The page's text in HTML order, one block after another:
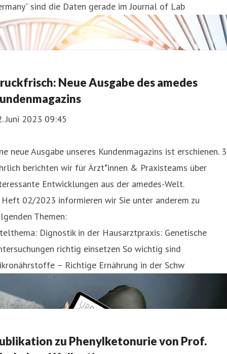
sind die Daten gerade im Journal of Lab
Neue Ausgabe des amedes
Juni 2023 09:45
neue Ausgabe unseres Kundenmagazins ist erschienen.
berichten wir für Ärzt*innen & Praxisteams über
Entwicklungen aus der amedes-Welt.
02/2023 informieren wir Sie unter anderem zu
Themen:
Dignostik in der Hausarztpraxis: Genetische
richtig einsetzen So wichtig sind
– Richtige Ernährung in der Schw
zu Phenylketonurie von Prof.